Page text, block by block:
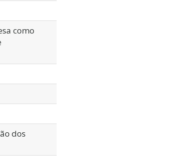
como
dos